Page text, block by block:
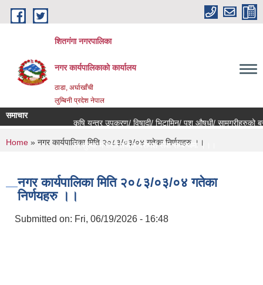
Skip to main content
शितगंगा नगरपालिका
नगर कार्यपालिकाकाे कार्यालय
ठाडा, अर्घाखाँची
लुम्बिनी प्रदेश नेपाल
समाचार
कृषि यन्त्र उपकरण/ विषादी/ भिटामिन/ पशु औषधी/ सामग्रीहरुको
नि:शुल्क मनोसामाजिक परामर्श सेवा सम्बन्धमा ।।।
You are here
Home » नगर कार्यपालिका मिति २०८३/०३/०४ गतेका निर्णयहरु ।।
नगर कार्यपालिका मिति २०८३/०३/०४ गतेका
निर्णयहरु ।।
Submitted on: Fri, 06/19/2026 - 16:48